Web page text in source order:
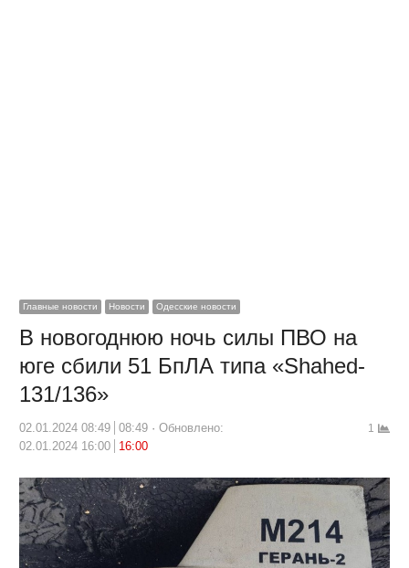
Главные новости Новости Одесские новости
В новогоднюю ночь силы ПВО на
юге сбили 51 БпЛА типа «Shahed-
131/136»
02.01.2024 08:49 08:49
Обновлено:
02.01.2024 16:00
16:00
1